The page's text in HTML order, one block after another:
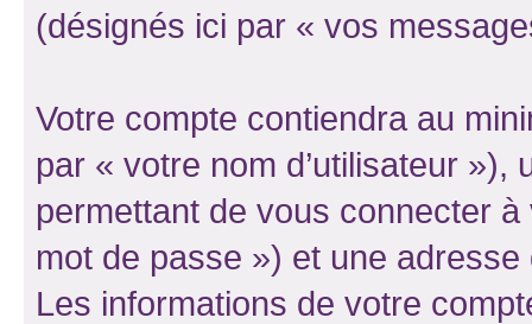
(désignés ici par « vos
Votre compte contiendra au
par « votre nom d’utilisateur
permettant de vous connecter
mot de passe ») et une
Les informations de votre